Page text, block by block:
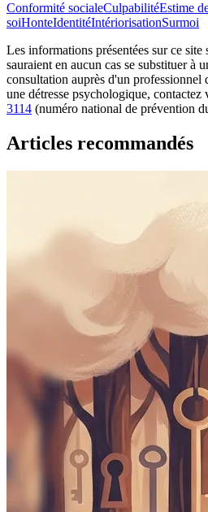
Conformité socialeCulpabilitéEstime
soiHonteIdentitéIntériorisationSurmoi
Les informations présentées sur ce
sauraient en aucun cas se substituer à
consultation auprès d'un professionnel
une détresse psychologique,
3114 (numéro national de prévention
Articles recommandés